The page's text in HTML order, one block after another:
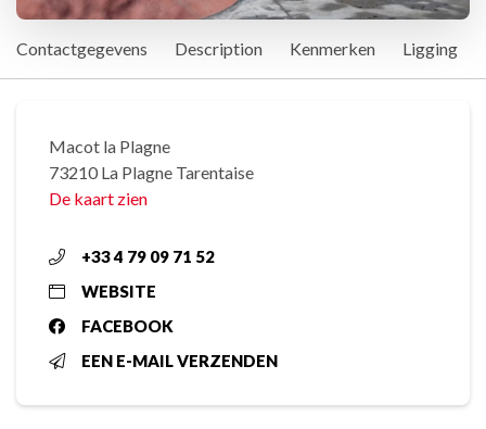
Contactgegevens Description Kenmerken Ligging
Macot la Plagne
73210 La Plagne Tarentaise
De kaart zien
+33 4 79 09 71 52
WEBSITE
FACEBOOK
EEN E-MAIL VERZENDEN